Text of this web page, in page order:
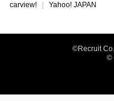
carview! Yahoo! JAPAN
©Recruit
©